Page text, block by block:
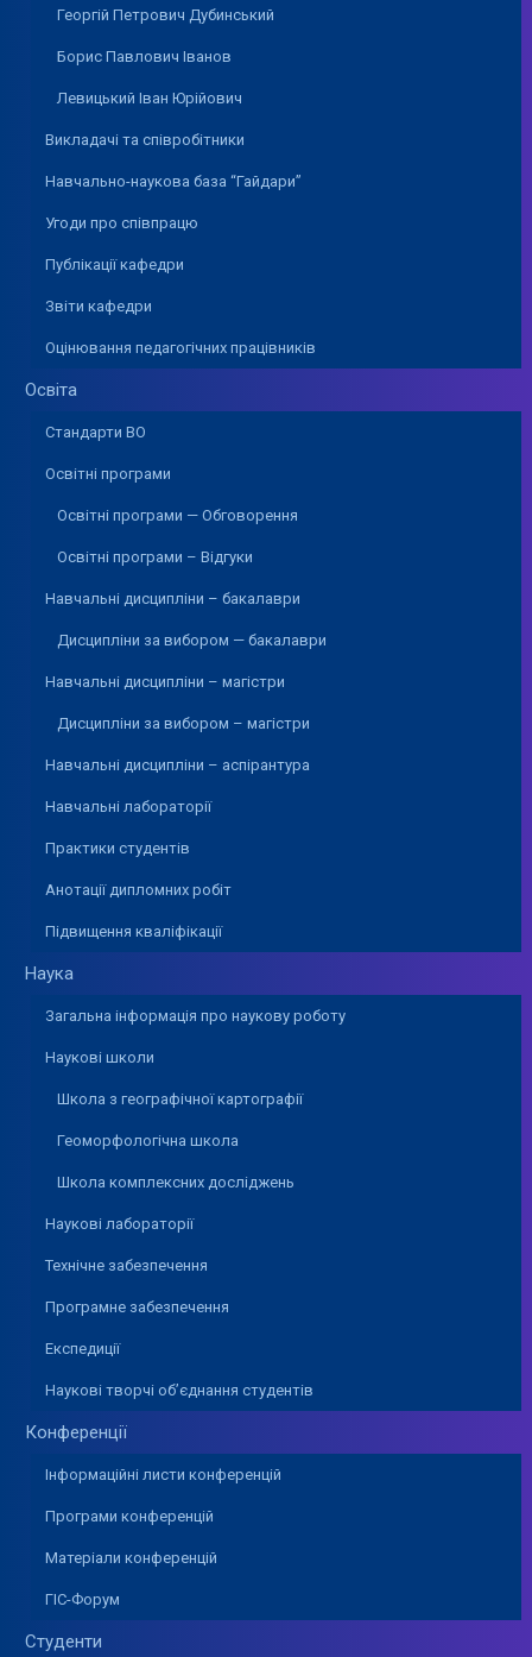
Георгій Петрович Дубинський
Борис Павлович Іванов
Левицький Іван Юрійович
Викладачі та співробітники
Навчально-наукова база “Гайдари”
Угоди про співпрацю
Публікації кафедри
Звіти кафедри
Оцінювання педагогічних працівників
Освіта
Стандарти ВО
Освітні програми
Освітні програми — Обговорення
Освітні програми – Відгуки
Навчальні дисципліни – бакалаври
Дисципліни за вибором — бакалаври
Навчальні дисципліни – магістри
Дисципліни за вибором – магістри
Навчальні дисципліни – аспірантура
Навчальні лабораторії
Практики студентів
Анотації дипломних робіт
Підвищення кваліфікації
Наука
Загальна інформація про наукову роботу
Наукові школи
Школа з географічної картографії
Геоморфологічна школа
Школа комплексних досліджень
Наукові лабораторії
Технічне забезпечення
Програмне забезпечення
Експедиції
Наукові творчі об’єднання студентів
Конференції
Інформаційні листи конференцій
Програми конференцій
Матеріали конференцій
ГІС-Форум
Студенти